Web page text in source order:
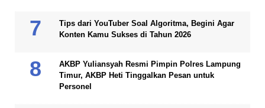
Tips dari YouTuber Soal Algoritma, Begini Agar
Konten Kamu Sukses di Tahun 2026
AKBP Yuliansyah Resmi Pimpin Polres Lampung
Timur, AKBP Heti Tinggalkan Pesan untuk
Personel